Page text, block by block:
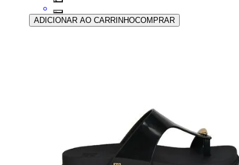
ADICIONAR AO CARRINHOCOMPRAR